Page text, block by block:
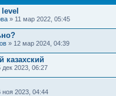
» 11 мар 2022, 05:45
» 12 мар 2024, 04:39
казахский
дек 2023, 06:27
ноя 2023, 04:44